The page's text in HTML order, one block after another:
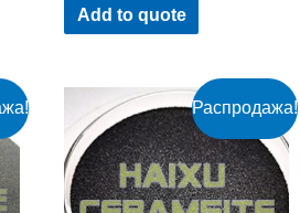
Add to quote
Распродажа!